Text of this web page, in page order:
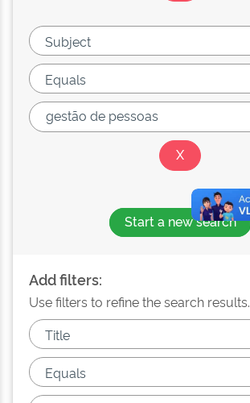
Start a new search
Add filters:
Use filters to refine the search results.